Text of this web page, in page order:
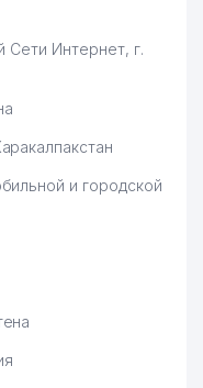
Сети Интернет, г.
и городской